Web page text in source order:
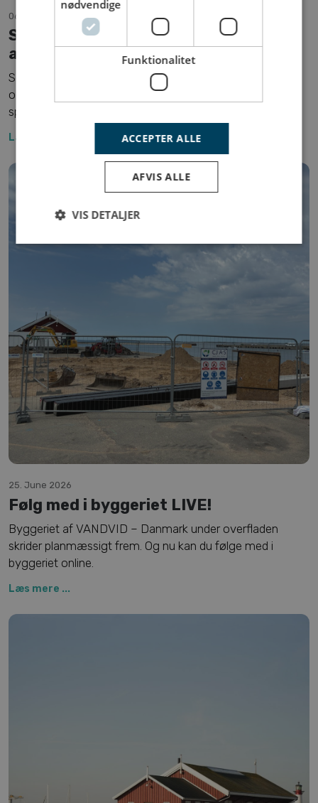
06. July 2026
Sommerfiskeri i Danmark har et væld
af muligheder
Sommeren er højsæson for flere fiskeformer i Danmark,
og særligt juli byder på nogle af årets mest varierede og
spændende muligheder for lystfiskere.
Læs mere ...
25. June 2026
Følg med i byggeriet LIVE!
Byggeriet af VANDVID – Danmark under overfladen
skrider planmæssigt frem. Og nu kan du følge med i
byggeriet online.
Læs mere ...
nødvendige
Funktionalitet
ACCEPTER ALLE
AFVIS ALLE
VIS DETALJER